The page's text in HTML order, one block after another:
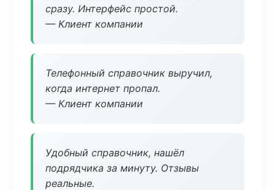
сразу. Интерфейс простой.
— Клиент компании
Телефонный справочник выручил,
когда интернет пропал.
— Клиент компании
Удобный справочник, нашёл
подрядчика за минуту. Отзывы
реальные.